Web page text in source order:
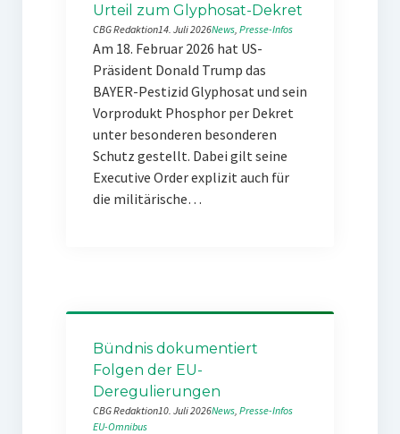
Urteil zum Glyphosat-Dekret
CBG Redaktion14. Juli 2026News, Presse-Infos
Am 18. Februar 2026 hat US-
Präsident Donald Trump das
BAYER-Pestizid Glyphosat und sein
Vorprodukt Phosphor per Dekret
unter besonderen besonderen
Schutz gestellt. Dabei gilt seine
Executive Order explizit auch für
die militärische…
Bündnis dokumentiert
Folgen der EU-
Deregulierungen
CBG Redaktion10. Juli 2026News, Presse-Infos
EU-Omnibus